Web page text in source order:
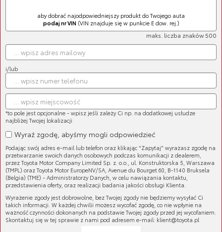
142,68 zł
Klasyczna damska koszulka polo:
Materiał: Dzianina o splocie piqué z
dodatkiem stretchu, co zapewnia komfort i
elastyczność.
Detale: Kontrastowy pasek na kołnierzyku i
ściągaczach w rękawach, co dodaje elegancji.
maks. liczba znaków 500
aby dobrać najodpowiedniejszy produkt do Twojego auta
podaj nr VIN(VIN znajduje się w punkcie E dow. rej.)
i/lub
*to pole jest opcjonalne - wpisz jeśli zależy Ci np. na dodatkowej usłudze
najbliżej Twojej lokalizacji
Wyraź zgodę, abyśmy mogli odpowiedzieć
Podając swój adres e-mail lub telefon oraz klikając "Zapytaj" wyrażasz zgodę na
przetwarzanie swoich danych osobowych podczas komunikacji z dealerem,
przez Toyota Motor Company Limited Sp. z. o.o., ul. Konstruktorska 5, Warszawa
(TMPL) oraz Toyota Motor EuropeNV/SA, Avenue du Bourget 60, B-1140 Bruksela
(Belgia) (TME) - Administratorzy Danych, w celu nawiązania kontaktu,
przedstawienia oferty, oraz realizacji badania jakości obsługi Klienta.
Wyrażenie zgody jest dobrowolne, bez Twojej zgody nie będziemy wysyłać Ci
takich informacji. W każdej chwilii możesz wycofać zgodę, co nie wpłynie na
ważność czynności dokonanych na podstawie Twojej zgody przed jej wycofaniem.
Skontaktuj się w tej sprawie z nami pod adresem e-mail: klient@toyota.pl